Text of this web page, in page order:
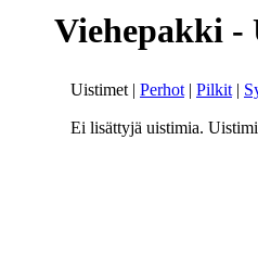
Viehepakki -
Uistimet | Perhot | Pilkit |
Ei lisättyjä uistimia.